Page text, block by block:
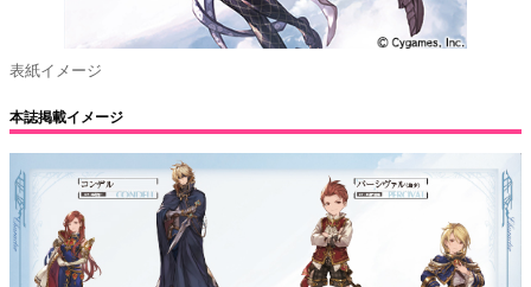
表紙イメージ
本誌掲載イメージ